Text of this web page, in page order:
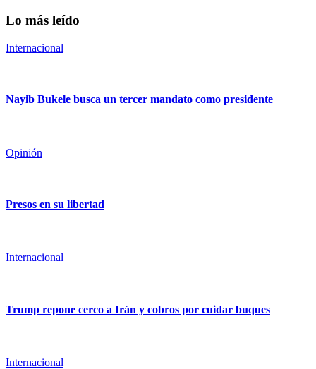
Lo más leído
Internacional
Nayib Bukele busca un tercer mandato como presidente
Opinión
Presos en su libertad
Internacional
Trump repone cerco a Irán y cobros por cuidar buques
Internacional